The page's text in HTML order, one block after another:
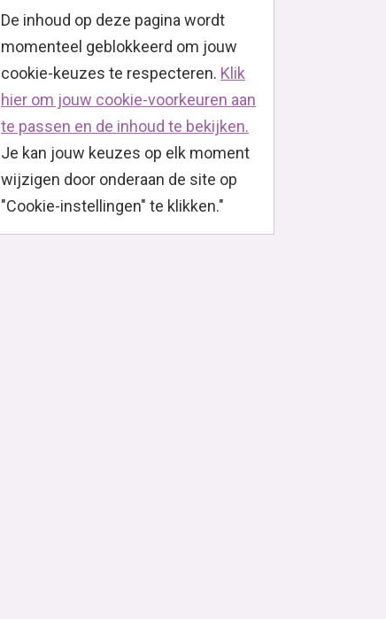
De inhoud op deze pagina wordt
momenteel geblokkeerd om jouw
cookie-keuzes te respecteren. Klik
hier om jouw cookie-voorkeuren aan
te passen en de inhoud te bekijken.
Je kan jouw keuzes op elk moment
wijzigen door onderaan de site op
"Cookie-instellingen" te klikken."